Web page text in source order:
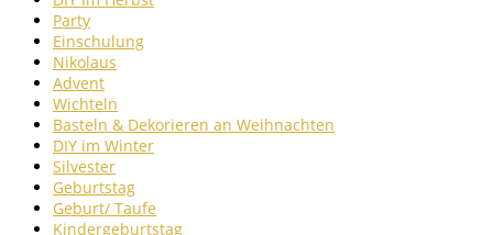
Party
Einschulung
Nikolaus
Advent
Wichteln
Basteln & Dekorieren an Weihnachten
DIY im Winter
Silvester
Geburtstag
Geburt/ Taufe
Kindergeburtstag